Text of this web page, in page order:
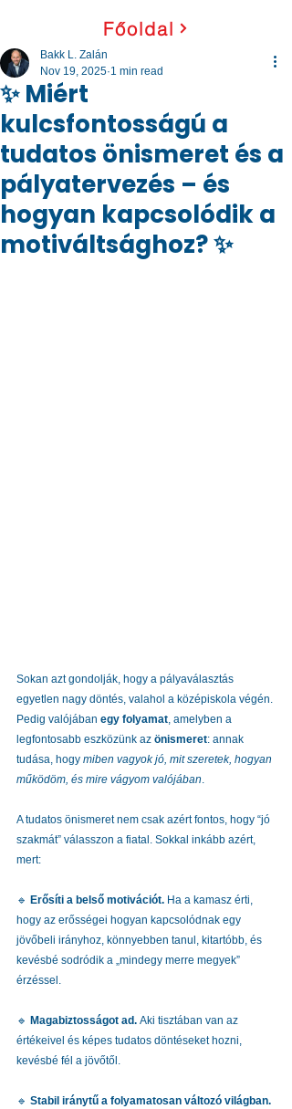
Főoldal
✨ Miért
kulcsfontosságú a
tudatos önismeret és a
pályatervezés – és
hogyan kapcsolódik a
motiváltsághoz? ✨
Bakk L. Zalán
Nov 19, 2025 1 min read
Sokan azt gondolják, hogy a pályaválasztás
egyetlen nagy döntés, valahol a középiskola végén.
Pedig valójában egy folyamat, amelyben a
legfontosabb eszközünk az önismeret: annak
tudása, hogy miben vagyok jó, mit szeretek, hogyan
működöm, és mire vágyom valójában.
A tudatos önismeret nem csak azért fontos, hogy “jó
szakmát” válasszon a fiatal. Sokkal inkább azért,
mert:
🔹 Erősíti a belső motivációt. Ha a kamasz érti,
hogy az erősségei hogyan kapcsolódnak egy
jövőbeli irányhoz, könnyebben tanul, kitartóbb, és
kevésbé sodródik a „mindegy merre megyek”
érzéssel.
🔹 Magabiztosságot ad. Aki tisztában van az
értékeivel és képes tudatos döntéseket hozni,
kevésbé fél a jövőtől.
🔹 Stabil iránytű a folyamatosan változó világban.